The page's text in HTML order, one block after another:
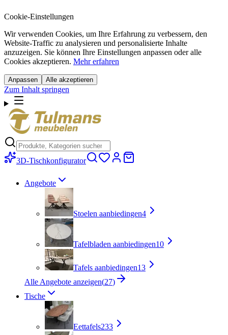
Cookie-Einstellungen
Wir verwenden Cookies, um Ihre Erfahrung zu verbessern, den
Website-Traffic zu analysieren und personalisierte Inhalte
anzuzeigen. Sie können Ihre Einstellungen anpassen oder alle
Cookies akzeptieren. Mehr erfahren
Anpassen Alle akzeptieren
Zum Inhalt springen
3D-Tischkonfigurator
Angebote
Stoelen aanbiedingen4
Tafelbladen aanbiedingen10
Tafels aanbiedingen13
Alle Angebote anzeigen(27)
Tische
Eettafels233